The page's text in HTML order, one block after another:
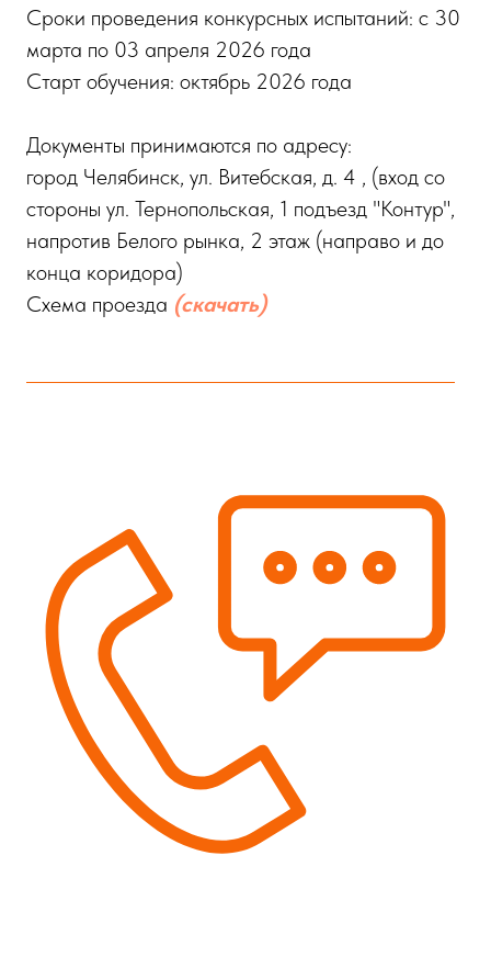
Сроки проведения конкурсных испытаний: с 30
марта по 03 апреля 2026 года
Старт обучения: октябрь 2026 года
Документы принимаются по адресу:
город Челябинск, ул. Витебская, д. 4 , (вход со
стороны ул. Тернопольская, 1 подъезд "Контур",
напротив Белого рынка, 2 этаж (направо и до
конца коридора)
Схема проезда (скачать)